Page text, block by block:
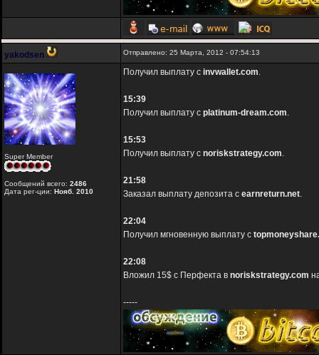
yakodsen Отправлено: 25 Марта, 2012 - 07:54:13
Super Member
Сообщений всего: 2486
Дата рег-ции: Нояб. 2010
Получил выплату с invwallet.com.
15:39
Получил выплату с platinum-dream.com.
15:53
Получил выплату с noriskstrategy.com.
21:58
Заказал выплату депозита с earnreturn.net.
22:04
Получил мгновенную выплату с
22:08
Вложил 15$ с Перфекта в noriskstrategy.com
-----